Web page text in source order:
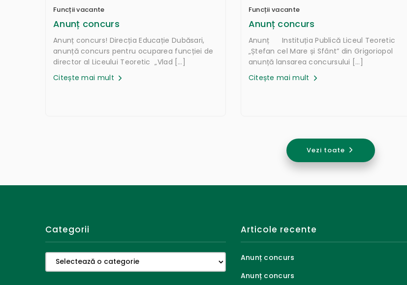
Funcții vacante
Anunț concurs
Anunț concurs! Direcția Educație Dubăsari,
anunță concurs pentru ocuparea funcției de
director al Liceului Teoretic „Vlad […]
Citește mai mult
Funcții vacante
Anunț concurs
Anunț Instituția Publică Liceul Teoretic
„Ștefan cel Mare și Sfânt” din Grigoriopol
anunță lansarea concursului […]
Citește mai mult
Vezi toate
Categorii
Categorii
Articole recente
Anunț concurs
Anunț concurs